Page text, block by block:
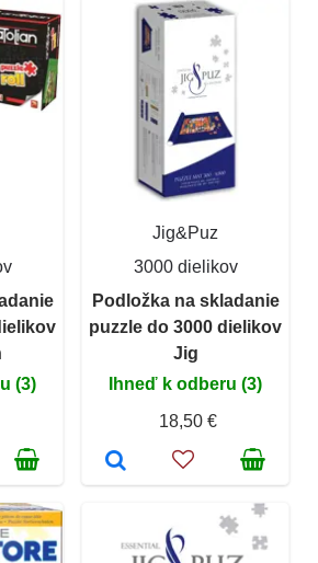
(3)
Jig&Puz
3000 dielikov
Podložka na skladanie
puzzle do 3000 dielikov
Jig
Ihneď k odberu (3)
18,50 €